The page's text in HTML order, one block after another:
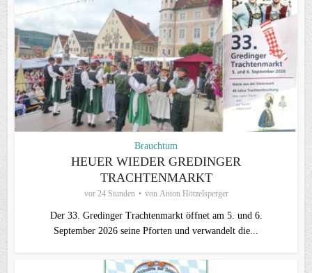
Brauchtum
HEUER WIEDER GREDINGER
TRACHTENMARKT
vor 24 Stunden von Anton Hötzelsperger
Der 33. Gredinger Trachtenmarkt öffnet am 5. und 6.
September 2026 seine Pforten und verwandelt die...